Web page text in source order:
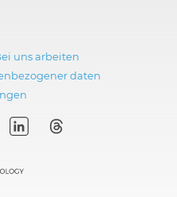
uns arbeiten
daten